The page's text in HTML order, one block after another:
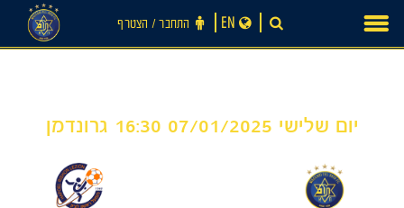
content
התחבר ‪/‬ הצטרף EN
יום שלישי 07/01/2025 16:30 גרונדמן